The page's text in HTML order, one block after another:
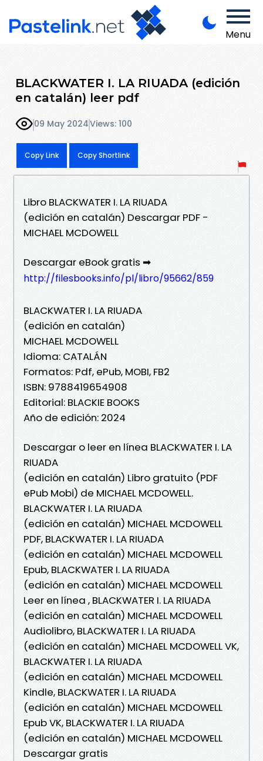
Menu
BLACKWATER I. LA RIUADA (edición
en catalán) leer pdf
09 May 2024Views: 100
Copy Link Copy Shortlink
Libro BLACKWATER I. LA RIUADA
(edición en catalán) Descargar PDF -
MICHAEL MCDOWELL
Descargar eBook gratis ➡
http://filesbooks.info/pl/libro/95662/859
BLACKWATER I. LA RIUADA
(edición en catalán)
MICHAEL MCDOWELL
Idioma: CATALÁN
Formatos: Pdf, ePub, MOBI, FB2
ISBN: 9788419654908
Editorial: BLACKIE BOOKS
Año de edición: 2024
Descargar o leer en línea BLACKWATER I. LA
RIUADA
(edición en catalán) Libro gratuito (PDF
ePub Mobi) de MICHAEL MCDOWELL.
BLACKWATER I. LA RIUADA
(edición en catalán) MICHAEL MCDOWELL
PDF, BLACKWATER I. LA RIUADA
(edición en catalán) MICHAEL MCDOWELL
Epub, BLACKWATER I. LA RIUADA
(edición en catalán) MICHAEL MCDOWELL
Leer en línea , BLACKWATER I. LA RIUADA
(edición en catalán) MICHAEL MCDOWELL
Audiolibro, BLACKWATER I. LA RIUADA
(edición en catalán) MICHAEL MCDOWELL VK,
BLACKWATER I. LA RIUADA
(edición en catalán) MICHAEL MCDOWELL
Kindle, BLACKWATER I. LA RIUADA
(edición en catalán) MICHAEL MCDOWELL
Epub VK, BLACKWATER I. LA RIUADA
(edición en catalán) MICHAEL MCDOWELL
Descargar gratis